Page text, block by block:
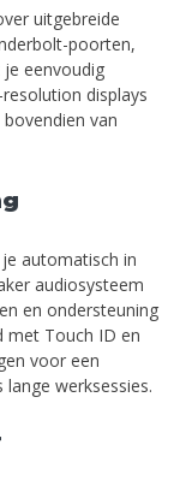
uitgebreide
poorten,
je eenvoudig
displays
van
automatisch in
audiosysteem
en ondersteuning
met Touch ID en
voor een
werksessies.